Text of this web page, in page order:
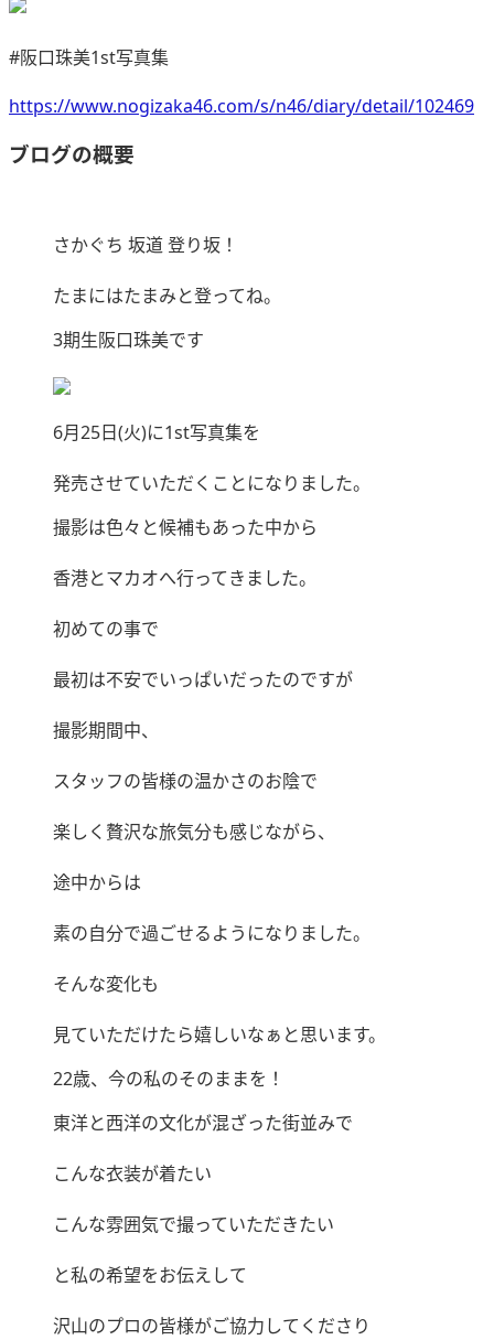
#阪口珠美1st写真集
https://www.nogizaka46.com/s/n46/diary/detail/102469
ブログの概要
さかぐち 坂道 登り坂！
たまにはたまみと登ってね。
3期生阪口珠美です
6月25日(火)に1st写真集を
発売させていただくことになりました。
撮影は色々と候補もあった中から
香港とマカオへ行ってきました。
初めての事で
最初は不安でいっぱいだったのですが
撮影期間中、
スタッフの皆様の温かさのお陰で
楽しく贅沢な旅気分も感じながら、
途中からは
素の自分で過ごせるようになりました。
そんな変化も
見ていただけたら嬉しいなぁと思います。
22歳、今の私のそのままを！
東洋と西洋の文化が混ざった街並みで
こんな衣装が着たい
こんな雰囲気で撮っていただきたい
と私の希望をお伝えして
沢山のプロの皆様がご協力してくださり